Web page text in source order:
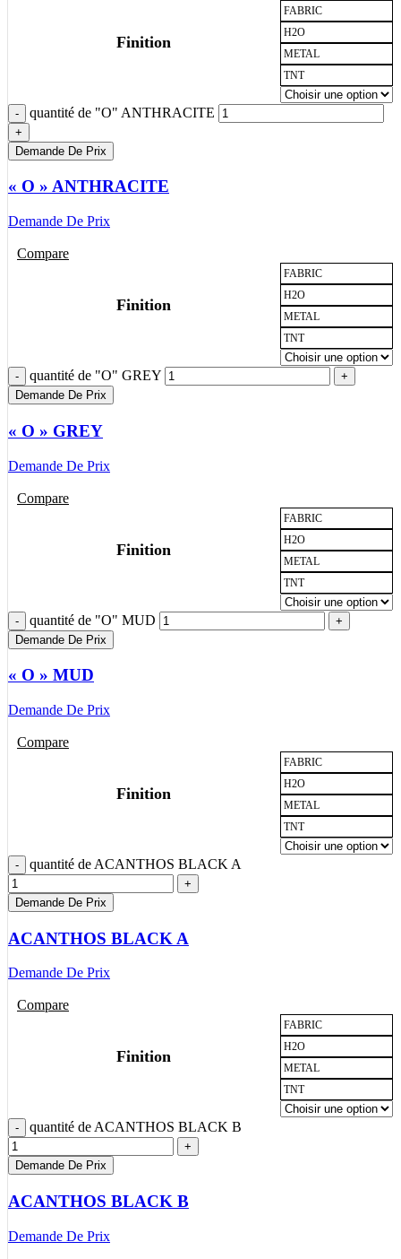
Finition
FABRIC
H2O
METAL
TNT
quantité de "O" ANTHRACITE
Demande De Prix
« O » ANTHRACITE
Demande De Prix
Compare
Finition
FABRIC
H2O
METAL
TNT
quantité de "O" GREY
Demande De Prix
« O » GREY
Demande De Prix
Compare
Finition
FABRIC
H2O
METAL
TNT
quantité de "O" MUD
Demande De Prix
« O » MUD
Demande De Prix
Compare
Finition
FABRIC
H2O
METAL
TNT
quantité de ACANTHOS BLACK A
Demande De Prix
ACANTHOS BLACK A
Demande De Prix
Compare
Finition
FABRIC
H2O
METAL
TNT
quantité de ACANTHOS BLACK B
Demande De Prix
ACANTHOS BLACK B
Demande De Prix